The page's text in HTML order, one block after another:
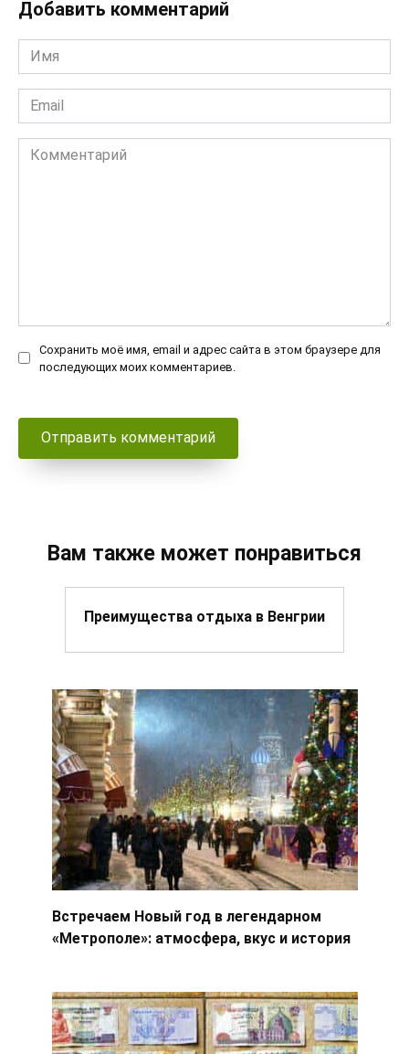
Добавить комментарий
Имя
*
Email
*
Комментарий
Сохранить моё имя, email и адрес сайта в этом браузере для
последующих моих комментариев.
Вам также может понравиться
Преимущества отдыха в Венгрии
Встречаем Новый год в легендарном
«Метрополе»: атмосфера, вкус и история